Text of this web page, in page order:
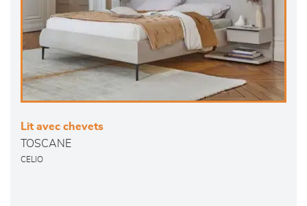
Lit avec chevets
TOSCANE
CELIO